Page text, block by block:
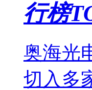
行榜
奥海光
切入多